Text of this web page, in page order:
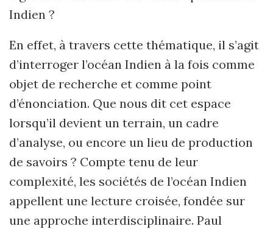
Indien ?
En effet, à travers cette thématique, il s’agit
d’interroger l’océan Indien à la fois comme
objet de recherche et comme point
d’énonciation. Que nous dit cet espace
lorsqu’il devient un terrain, un cadre
d’analyse, ou encore un lieu de production
de savoirs ? Compte tenu de leur
complexité, les sociétés de l’océan Indien
appellent une lecture croisée, fondée sur
une approche interdisciplinaire. Paul